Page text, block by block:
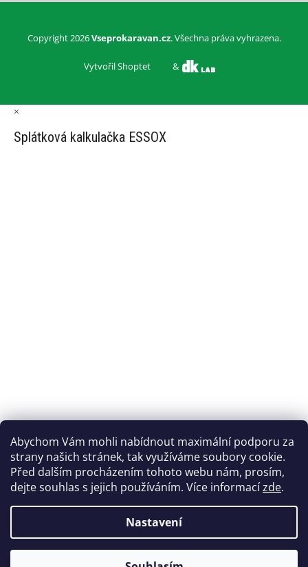
Abychom Vám mohli nabídnout maximální podporu za
strany našich stránek, tak využíváme soubory cookie.
Před dalším procházením tohoto webu nám, prosím,
dejte souhlas s jejich používáním. Více informacízde.
Nastavení
Vytvořil Shoptet &
Copyright 2026Vseprokaravan.cz. Všechna práva vyhrazena.
×
Splátková kalkulačka ESSOX